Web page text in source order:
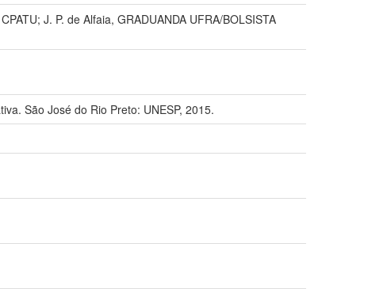
J. P. de Alfaia, GRADUANDA UFRA/BOLSISTA
São José do Rio Preto: UNESP, 2015.